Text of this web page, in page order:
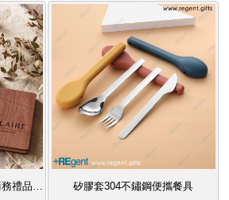
美式黑胡桃木隨身名片盒商務禮品可刻字 矽膠套304不鏽鋼便攜餐具